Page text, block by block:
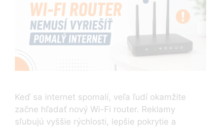
Keď sa internet spomalí, veľa ľudí okamžite
začne hľadať nový Wi-Fi router. Reklamy
sľubujú vyššie rýchlosti, lepšie pokrytie a